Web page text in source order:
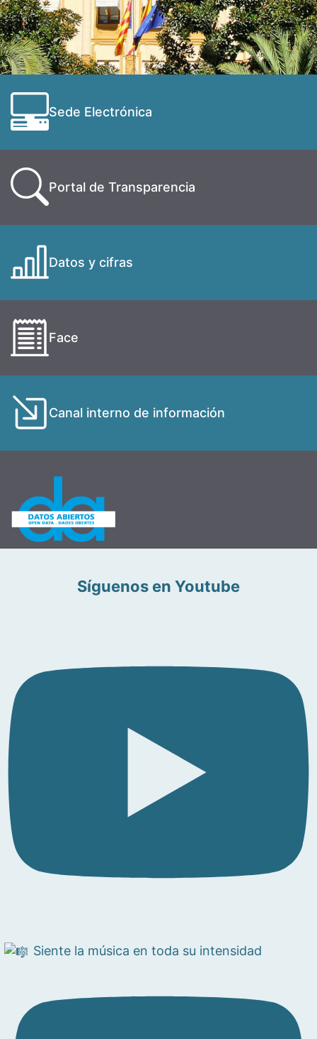
Sede Electrónica
Portal de Transparencia
Datos y cifras
Face
Canal interno de información
Síguenos en Youtube
Siente la música en toda su intensidad